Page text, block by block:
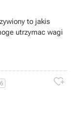
to jakis
utrzymac wagi
